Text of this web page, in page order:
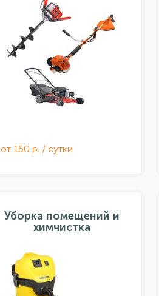
от 150 р. / сутки
Уборка помещений и
химчистка